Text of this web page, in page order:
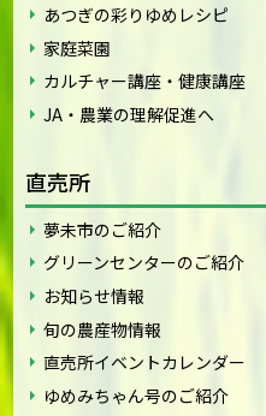
あつぎの彩りゆめレシピ
家庭菜園
カルチャー講座・健康講座
JA・農業の理解促進へ
直売所
夢未市のご紹介
グリーンセンターのご紹介
お知らせ情報
旬の農産物情報
直売所イベントカレンダー
ゆめみちゃん号のご紹介